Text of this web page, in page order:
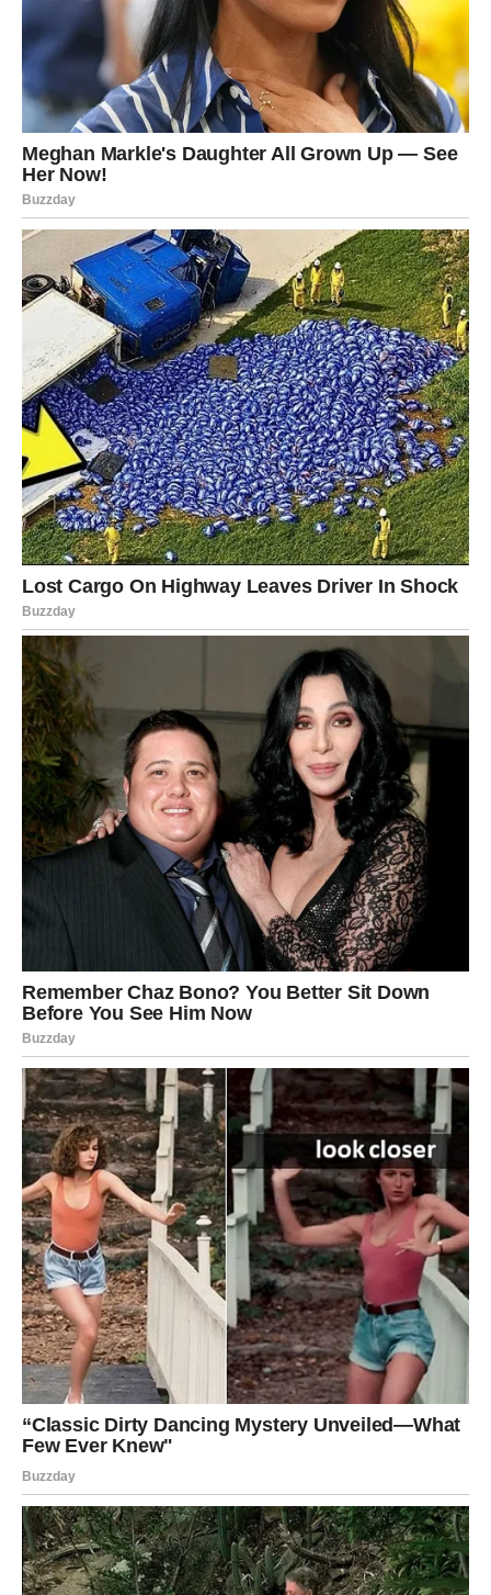
otpuštanja starih obrazaca i strahova. Vizije budućnosti
postaju jasnije, a pisanje afirmacija, nošenje
ametista
iskrenost prema sebi otvaraju vrata većoj slobodi.
Vodolije bi trebale iskoristiti ovu priliku za introspekciju i
promjenu starih navika koje im više ne koriste.
Ribe (Meena Rashi): Duhovno Isceljenje
Ribe
ulaze u fazu duhovnog isceljenja. Mir, molitva i tišina
donose ozdravljenje na fizičkom i emocionalnom nivou.
Ribe imaju poseban dar da pomažu drugima, ali moraju
paziti da ne zapostave svoje vlastite potrebe.
Devocionalna muzika i donacijemleka, pirinča ili šećera
u hram donose blagoslove i balans. Ovaj mjesec je
idealan za self-care i duhovni rast.